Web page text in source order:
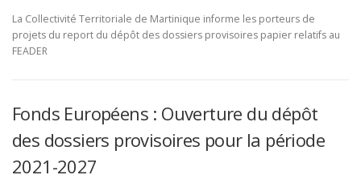
La Collectivité Territoriale de Martinique informe les porteurs de
projets du report du dépôt des dossiers provisoires papier relatifs au
FEADER
Fonds Européens : Ouverture du dépôt
des dossiers provisoires pour la période
2021-2027